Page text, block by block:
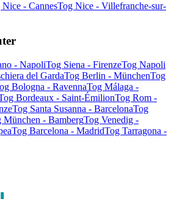
Nice - CannesTog Nice - Villefranche-sur-
- NapoliTog Siena - FirenzeTog Napoli
del GardaTog Berlin - MünchenTog
Bologna - RavennaTog Málaga -
Bordeaux - Saint-ÉmilionTog Rom -
Tog Santa Susanna - BarcelonaTog
München - BambergTog Venedig -
Tog Barcelona - MadridTog Tarragona -